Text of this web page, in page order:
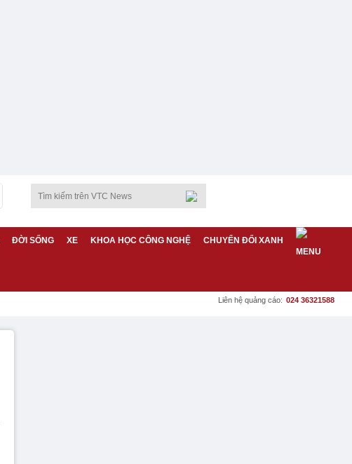
ĐỜI SỐNG XE KHOA HỌC CÔNG NGHỆ CHUYỂN ĐỔI XANH
Liên hệ quảng cáo: 024 36321588